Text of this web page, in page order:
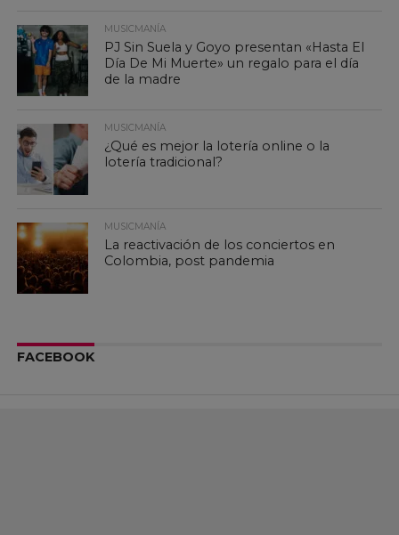
MUSICMANÍA
PJ Sin Suela y Goyo presentan «Hasta El
Día De Mi Muerte» un regalo para el día
de la madre
MUSICMANÍA
¿Qué es mejor la lotería online o la
lotería tradicional?
MUSICMANÍA
La reactivación de los conciertos en
Colombia, post pandemia
FACEBOOK